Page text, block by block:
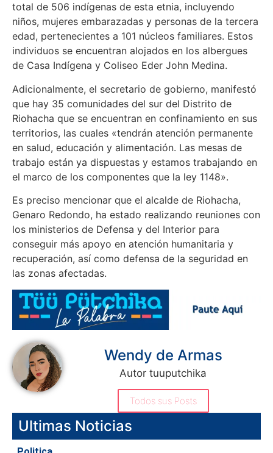
total de 506 indígenas de esta etnia, incluyendo
niños, mujeres embarazadas y personas de la tercera
edad, pertenecientes a 101 núcleos familiares. Estos
individuos se encuentran alojados en los albergues
de Casa Indígena y Coliseo Eder John Medina.
Adicionalmente, el secretario de gobierno, manifestó
que hay 35 comunidades del sur del Distrito de
Riohacha que se encuentran en confinamiento en sus
territorios, las cuales «tendrán atención permanente
en salud, educación y alimentación. Las mesas de
trabajo están ya dispuestas y estamos trabajando en
el marco de los componentes que la ley 1148».
Es preciso mencionar que el alcalde de Riohacha,
Genaro Redondo, ha estado realizando reuniones con
los ministerios de Defensa y del Interior para
conseguir más apoyo en atención humanitaria y
recuperación, así como defensa de la seguridad en
las zonas afectadas.
Wendy de Armas
Autor tuuputchika
Todos sus Posts
Ultimas Noticias